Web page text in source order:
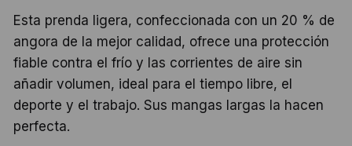
Esta prenda ligera, confeccionada con un 20 % de
angora de la mejor calidad, ofrece una protección
fiable contra el frío y las corrientes de aire sin
añadir volumen, ideal para el tiempo libre, el
deporte y el trabajo. Sus mangas largas la hacen
perfecta.